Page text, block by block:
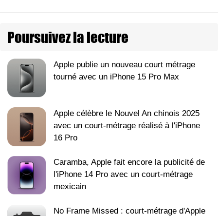
Poursuivez la lecture
Apple publie un nouveau court métrage
tourné avec un iPhone 15 Pro Max
Apple célèbre le Nouvel An chinois 2025
avec un court-métrage réalisé à l'iPhone
16 Pro
Caramba, Apple fait encore la publicité de
l'iPhone 14 Pro avec un court-métrage
mexicain
No Frame Missed : court-métrage d'Apple